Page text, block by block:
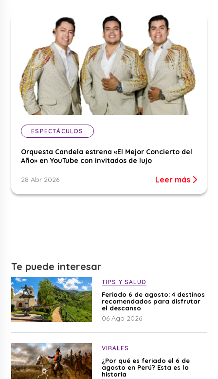
ESPECTÁCULOS
Orquesta Candela estrena «El Mejor Concierto del
Año» en YouTube con invitados de lujo
28 Abr 2026 Leer más
Te puede interesar
TIPS Y SALUD
Feriado 6 de agosto: 4 destinos
recomendados para disfrutar
el descanso
06 Ago 2026
VIRALES
¿Por qué es feriado el 6 de
agosto en Perú? Esta es la
historia